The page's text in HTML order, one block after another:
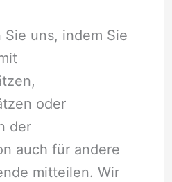
uns, indem Sie
oder
der
auch für andere
mitteilen. Wir